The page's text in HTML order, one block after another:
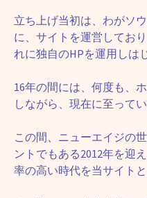
立ち上げ当初は、わがソ
に、サイトを運営してお
れに独自のHPを運用しは
16年の間には、何度も、
しながら、現在に至ってい
この間、ニューエイジの
ントでもある2012年を迎
率の高い時代を当サイト